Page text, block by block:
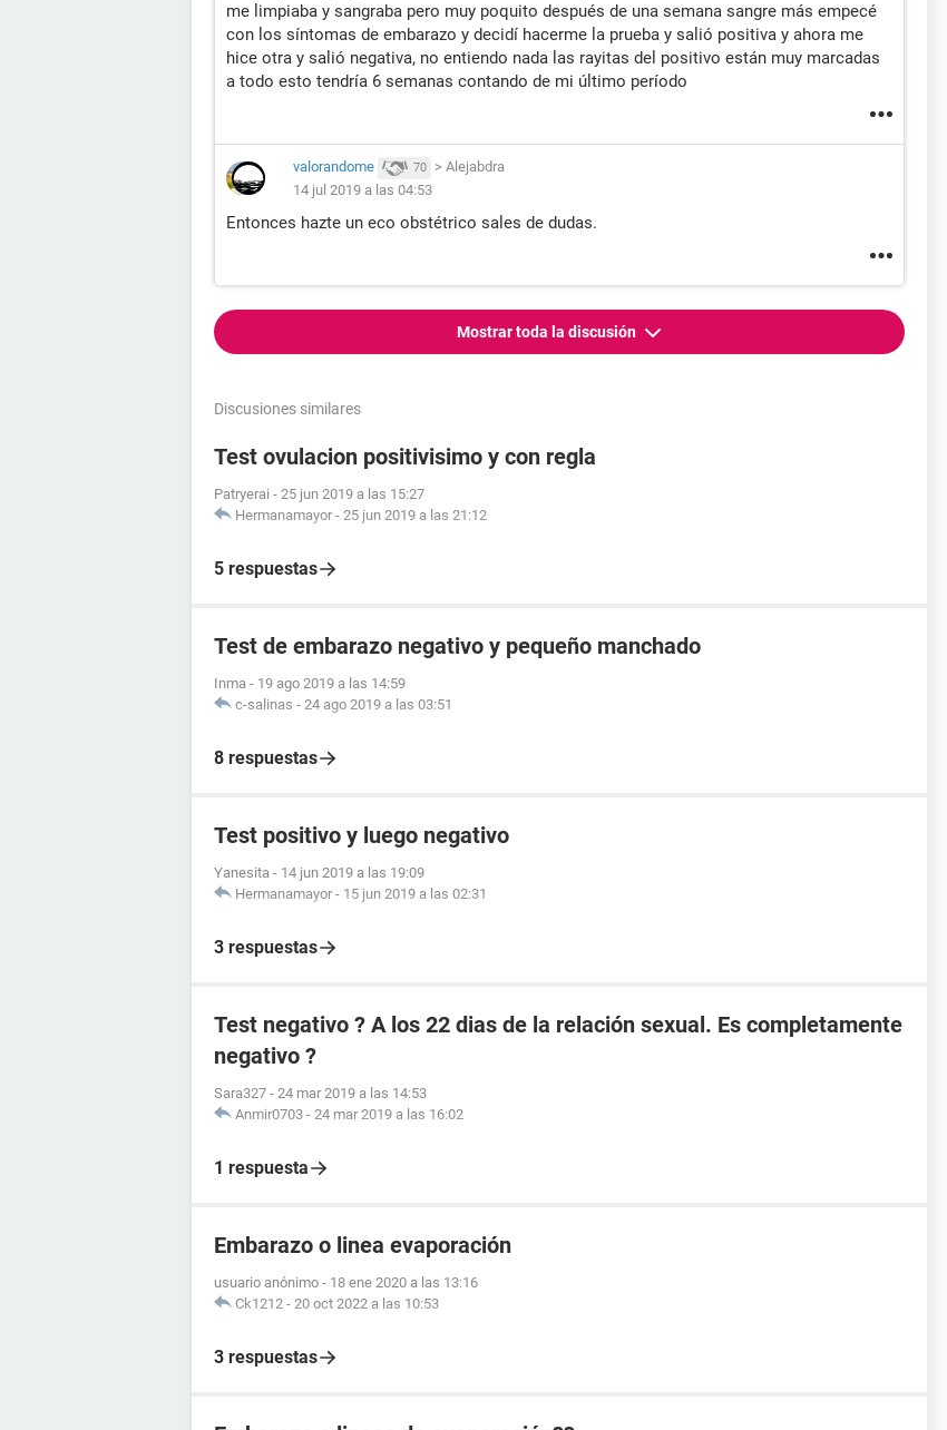
me limpiaba y sangraba pero muy poquito después de una semana sangre más empecé
con los síntomas de embarazo y decidí hacerme la prueba y salió positiva y ahora me
hice otra y salió negativa, no entiendo nada las rayitas del positivo están muy marcadas
a todo esto tendría 6 semanas contando de mi último período
valorandome 70 > Alejabdra
14 jul 2019 a las 04:53
Entonces hazte un eco obstétrico sales de dudas.
Mostrar toda la discusión
Discusiones similares
Test ovulacion positivisimo y con regla
Patryerai - 25 jun 2019 a las 15:27
Hermanamayor - 25 jun 2019 a las 21:12
5 respuestas
Test de embarazo negativo y pequeño manchado
Inma - 19 ago 2019 a las 14:59
c-salinas - 24 ago 2019 a las 03:51
8 respuestas
Test positivo y luego negativo
Yanesita - 14 jun 2019 a las 19:09
Hermanamayor - 15 jun 2019 a las 02:31
3 respuestas
Test negativo ? A los 22 dias de la relación sexual. Es completamente
negativo ?
Sara327 - 24 mar 2019 a las 14:53
Anmir0703 - 24 mar 2019 a las 16:02
1 respuesta
Embarazo o linea evaporación
usuario anónimo - 18 ene 2020 a las 13:16
Ck1212 - 20 oct 2022 a las 10:53
3 respuestas